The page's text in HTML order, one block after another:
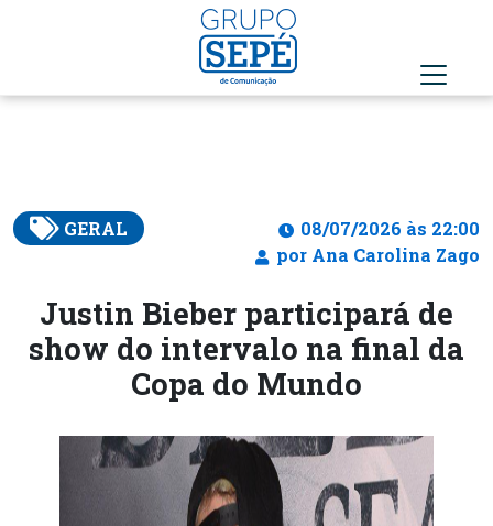
GERAL
08/07/2026 às 22:00
por Ana Carolina Zago
Justin Bieber participará de
show do intervalo na final da
Copa do Mundo